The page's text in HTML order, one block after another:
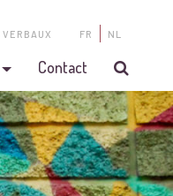
VERBAUX FR NL
Contact